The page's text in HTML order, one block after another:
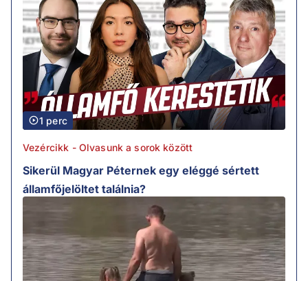
1 perc
Vezércikk - Olvasunk a sorok között
Sikerül Magyar Péternek egy eléggé sértett
államfőjelöltet találnia?